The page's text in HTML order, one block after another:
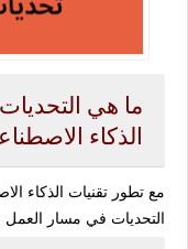
ما هي
الذكاء
مع تطور تقنيات الذكاء
التحديات في مسار